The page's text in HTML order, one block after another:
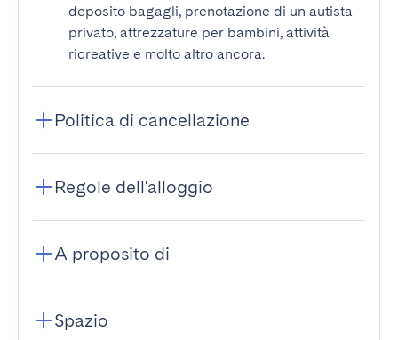
deposito bagagli, prenotazione di un autista
privato, attrezzature per bambini, attività
ricreative e molto altro ancora.
Politica di cancellazione
Regole dell'alloggio
A proposito di
Spazio